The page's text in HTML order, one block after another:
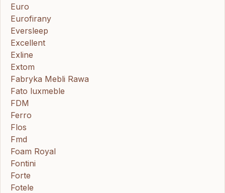
Euro
Eurofirany
Eversleep
Excellent
Exline
Extom
Fabryka Mebli Rawa
Fato luxmeble
FDM
Ferro
Flos
Fmd
Foam Royal
Fontini
Forte
Fotele